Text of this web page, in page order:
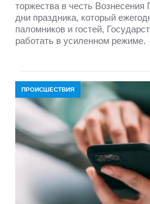
торжества в честь
дни праздника, который
паломников и гостей,
работать в усиленном режиме.
ПРОИСШЕСТВИЯ